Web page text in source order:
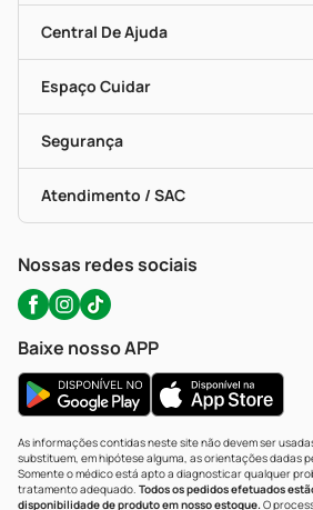
Mapa De Categorias
Blog Da PP
Seja Uma Loja Parceira
Clube PP
Convênios
Programa Popular Do Brasil
Encarte De Ofertas
Dermaclub
Descontos De Laboratório (PBM)
Cupons E Ofertas
Central De Ajuda
Entrega
Recompra Programada
Compras Com Receita
Alomed (tele-Entrega)
Formas De Pagamento
Troca E Devolução
Bulas De A A Z
Políticas De Marketplace
Espaço Cuidar
Vacinas
Serviços Farmacêuticos
Testes Rápidos
Autoteste Covid-19
Segurança
Certificado De Segurança
Portal Da Privacidade
Atendimento / SAC
WhatsApp (47) 9202-1687
Nossas redes sociais
Baixe nosso APP
As informações contidas neste site não devem ser
substituem, em hipótese alguma, as orientações dadas
Somente o médico está apto a diagnosticar qualquer
tratamento adequado. Todos os pedidos efetuados
disponibilidade de produto em nosso estoque.O